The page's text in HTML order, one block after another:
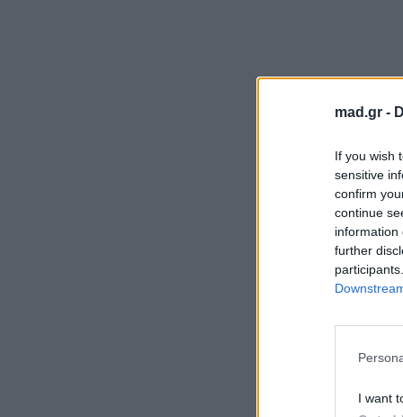
mad.gr -
If you wish
sensitive
confirm
continue
information
further
I want